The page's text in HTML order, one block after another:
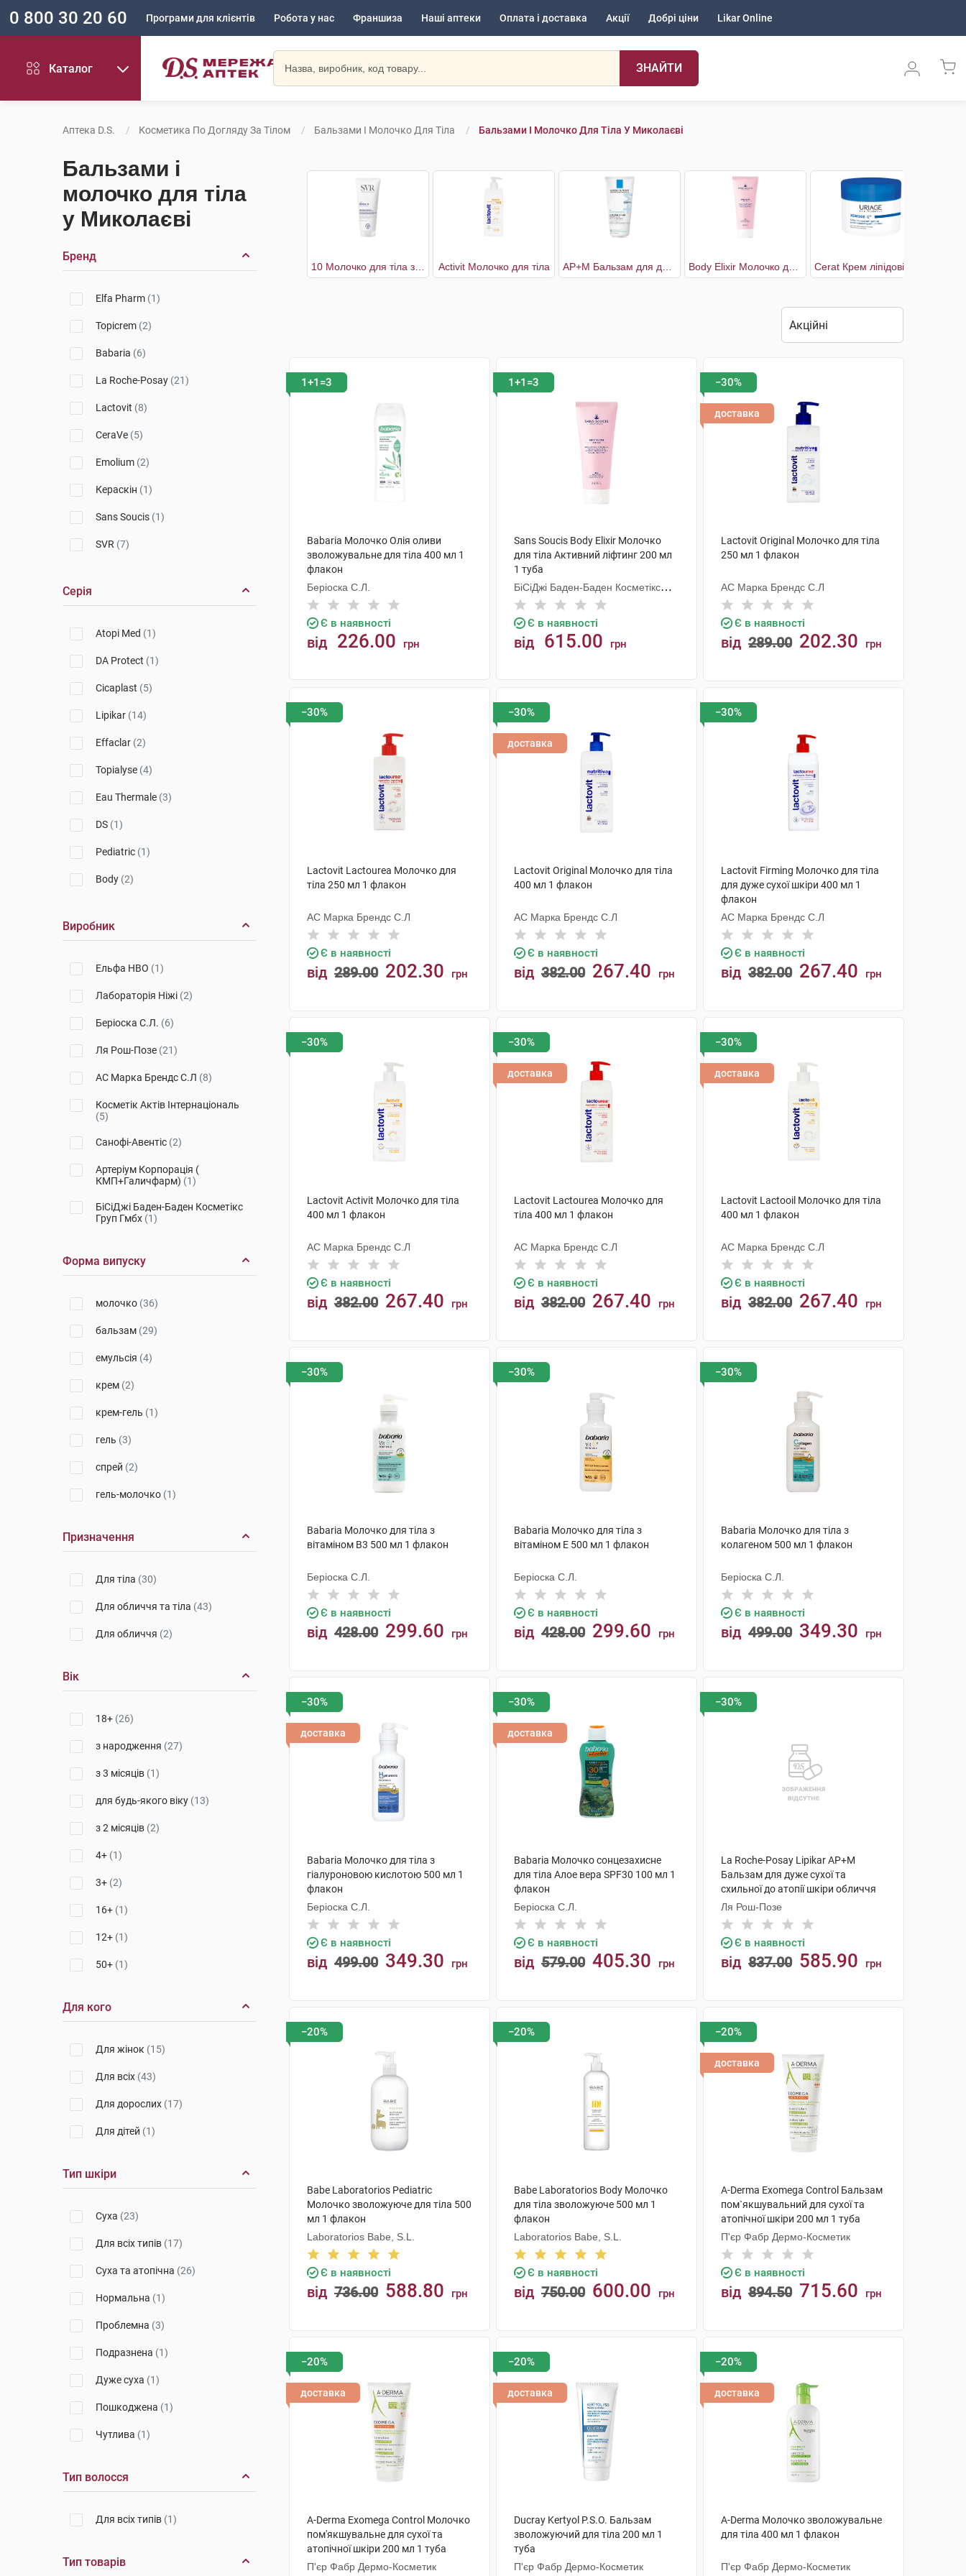
0 800 30 20 60 Програми для клієнтів Робота у нас Франшиза Наші аптеки Оплата і доставка Акції Добрі ціни Likar Online
Каталог ЗНАЙТИ
Аптека D.S. Косметика По Догляду За Тілом Бальзами І Молочко Для Тіла Бальзами І Молочко Для Тіла У Миколаєві
Бальзами і
молочко для тіла
у Миколаєві
Бренд
Elfa Pharm (1)
Topicrem (2)
Babaria (6)
La Roche-Posay (21)
Lactovit (8)
CeraVe (5)
Emolium (2)
Кераскін (1)
Sans Soucis (1)
SVR (7)
Серія
Atopi Med (1)
DA Protect (1)
Cicaplast (5)
Lipikar (14)
Effaclar (2)
Topialyse (4)
Eau Thermale (3)
DS (1)
Pediatric (1)
Body (2)
Bariederm-CICA
Sebium
Sunissime(1)
Nuxuriance Ultra(1)
Виробник
Ельфа НВО (1)
Лабораторія Ніжі (2)
Беріоска С.Л. (6)
Ля Рош-Позе (21)
АС Марка Брендс С.Л (8)
Косметік Актів Інтернаціональ
(5)
Санофі-Авентіс (2)
Артеріум Корпорація (
КМП+Галичфарм) (1)
БіСіДжі Баден-Баден Косметікс
Груп Гмбх (1)
Laboratorios Babe, S.L.
Лабораторія Біодерма
П'єр Фабр Дермо-Косметик
НАОС Екобайолоджі
Лабораторії Лієрак
Лабораторія Нюкс
Форма випуску
молочко (36)
бальзам (29)
емульсія (4)
крем (2)
крем-гель (1)
гель (3)
спрей (2)
гель-молочко (1)
Призначення
Для тіла (30)
Для обличчя та тіла (43)
Для обличчя (2)
Вік
18+ (26)
з народження (27)
з 3 місяців (1)
для будь-якого віку (13)
з 2 місяців (2)
4+ (1)
3+ (2)
16+ (1)
12+ (1)
50+ (1)
Для кого
Для жінок (15)
Для всіх (43)
Для дорослих (17)
Для дітей (1)
Тип шкіри
Суха (23)
Для всіх типів (17)
Суха та атопічна (26)
Нормальна (1)
Проблемна (3)
Подразнена (1)
Дуже суха (1)
Пошкоджена (1)
Чутлива (1)
Тип волосся
Для всіх типів (1)
Тип товарів
Activit Молочко для тіла
1+1=3
Babaria Молочко Олія оливи
зволожувальне для тіла 400 мл 1
флакон
Беріоска С.Л.
Є в наявності
від 226.00 грн
1+1=3
Sans Soucis Body Elixir Молочко
для тіла Активний ліфтинг 200 мл
1 туба
БіСіДжі Баден-Баден Косметікс
Груп Гмбх
Є в наявності
від 615.00 грн
−30%
доставка
Lactovit Original Молочко для тіла
250 мл 1 флакон
АС Марка Брендс С.Л
Є в наявності
від 289.00 202.30 грн
−30%
Lactovit Lactourea Молочко для
тіла 250 мл 1 флакон
АС Марка Брендс С.Л
Є в наявності
від 289.00 202.30 грн
−30%
доставка
Lactovit Original Молочко для тіла
400 мл 1 флакон
АС Марка Брендс С.Л
Є в наявності
від 382.00 267.40 грн
−30%
Lactovit Firming Молочко для тіла
для дуже сухої шкіри 400 мл 1
флакон
АС Марка Брендс С.Л
Є в наявності
від 382.00 267.40 грн
−30%
Lactovit Activit Молочко для тіла
400 мл 1 флакон
АС Марка Брендс С.Л
Є в наявності
від 382.00 267.40 грн
−30%
доставка
Lactovit Lactourea Молочко для
тіла 400 мл 1 флакон
АС Марка Брендс С.Л
Є в наявності
від 382.00 267.40 грн
−30%
доставка
Lactovit Lactooil Молочко для тіла
400 мл 1 флакон
АС Марка Брендс С.Л
Є в наявності
від 382.00 267.40 грн
−30%
Babaria Молочко для тіла з
вітаміном В3 500 мл 1 флакон
Беріоска С.Л.
Є в наявності
від 428.00 299.60 грн
−30%
Babaria Молочко для тіла з
вітаміном Е 500 мл 1 флакон
Беріоска С.Л.
Є в наявності
від 428.00 299.60 грн
−30%
Babaria Молочко для тіла з
колагеном 500 мл 1 флакон
Беріоска С.Л.
Є в наявності
від 499.00 349.30 грн
−30%
доставка
Babaria Молочко для тіла з
гіалуроновою кислотою 500 мл 1
флакон
Беріоска С.Л.
Є в наявності
від 499.00 349.30 грн
−30%
доставка
Babaria Молочко сонцезахисне
для тіла Алое вера SPF30 100 мл 1
флакон
Беріоска С.Л.
Є в наявності
від 579.00 405.30 грн
−30%
La Roche-Posay Lipikar AP+M
Бальзам для дуже сухої та
схильної до атопії шкіри обличчя
та тіла 200 мл 1 туба
Ля Рош-Позе
Є в наявності
від 837.00 585.90 грн
−20%
Babe Laboratorios Pediatric
Молочко зволожуюче для тіла 500
мл 1 флакон
Laboratorios Babe, S.L.
Є в наявності
від 736.00 588.80 грн
−20%
Babe Laboratorios Body Молочко
для тіла зволожуюче 500 мл 1
флакон
Laboratorios Babe, S.L.
Є в наявності
від 750.00 600.00 грн
−20%
доставка
A-Derma Exomega Control Бальзам
пом`якшувальний для сухої та
атопічної шкіри 200 мл 1 туба
П'єр Фабр Дермо-Косметик
Є в наявності
від 894.50 715.60 грн
−20%
доставка
A-Derma Exomega Control Молочко
пом'якшувальне для сухої та
атопічної шкіри 200 мл 1 туба
П'єр Фабр Дермо-Косметик
−20%
доставка
Ducray Kertyol Р.S.О. Бальзам
зволожуючий для тіла 200 мл 1
туба
П'єр Фабр Дермо-Косметик
−20%
доставка
A-Derma Молочко зволожувальне
для тіла 400 мл 1 флакон
П'єр Фабр Дермо-Косметик